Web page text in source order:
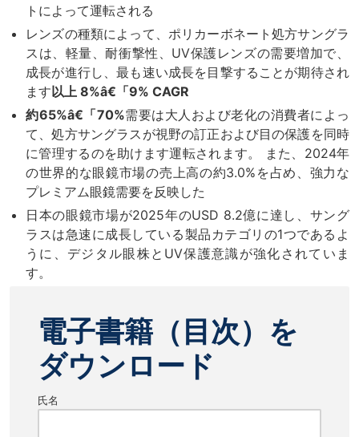
トによって運転される
レンズの種類によって、ポリカーボネート処方サングラ
スは、軽量、耐衝撃性、UV保護レンズの需要増加で、
成長が進行し、最も速い成長を目撃することが期待され
ます以上 8%â€「9% CAGR
約65%â€「70%需要は大人および老化の消費者によっ
て、処方サングラスが視野の訂正および目の保護を同時
に管理するのを助けます運転されます。 また、2024年
の世界的な眼鏡市場の売上高の約3.0%を占め、強力な
プレミアム眼鏡需要を反映した
日本の眼鏡市場が2025年のUSD 8.2億に達し、サング
ラスは急速に成長している製品カテゴリの1つであるよ
うに、デジタル眼株とUV保護意識が強化されていま
す。
電子書籍（目次）を
ダウンロード
氏名